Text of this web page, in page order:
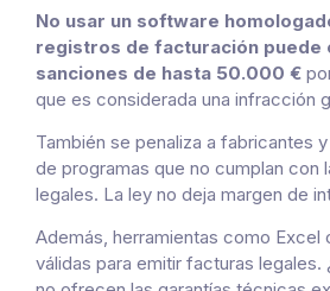
No usar un software
registros de facturación puede
sanciones de hasta 50.000 €
que es considerada una infracción
También se penaliza a fabricantes
de programas que no cumplan con
legales. La ley no deja margen de
Además, herramientas como Excel
válidas para emitir facturas legales.